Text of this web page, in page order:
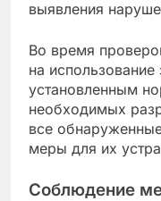
выявления
Во время
на использование
установленным
необходимых
все
меры для их
Соблюдение